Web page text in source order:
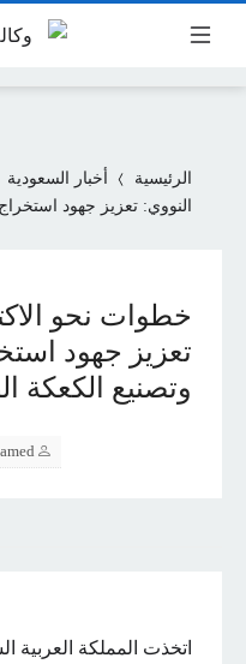
الرئيسية أخبار السعودية
النووي: تعزيز جهود
خطوات نحو
تعزيز جهود
وتصنيع الكعكة
اتخذت المملكة